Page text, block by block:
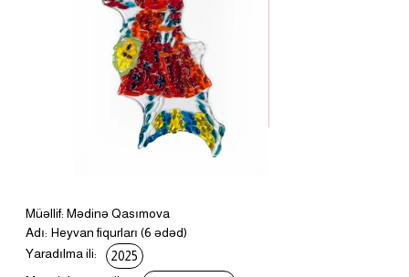
Müəllif: Mədinə Qasımova
Adı: Heyvan fiqurları (6 ədəd)
Yaradılma ili:
2025